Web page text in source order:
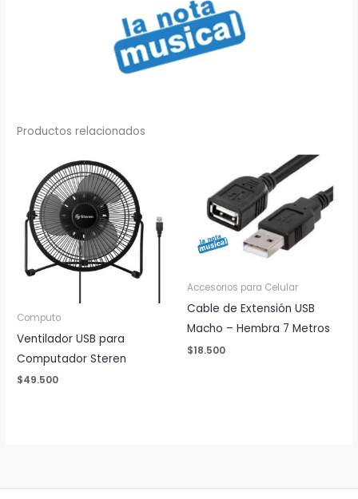
Productos relacionados
Computo
Ventilador USB para
Computador Steren
$49.500
Accesorios para Celular
Cable de Extensión USB
Macho – Hembra 7 Metros
$18.500